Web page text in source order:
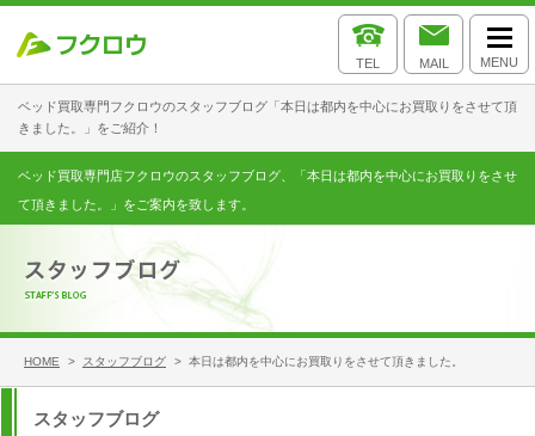
ベッド買取専門フクロウのスタッフブログ「本日は都内を中心にお買取りをさせて頂
きました。」をご紹介！
TEL MAIL MENU
ベッド買取専門店フクロウのスタッフブログ、「本日は都内を中心にお買取りをさせ
て頂きました。」をご案内を致します。
HOME > スタッフブログ > 本日は都内を中心にお買取りをさせて頂きました。
スタッフブログ